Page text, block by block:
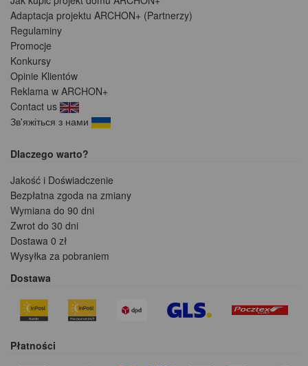
Adaptacja projektu ARCHON+ (Partnerzy)
Regulaminy
Promocje
Konkursy
Opinie Klientów
Reklama w ARCHON+
Contact us
Зв'яжіться з нами
Dlaczego warto?
Jakość i Doświadczenie
Bezpłatna zgoda na zmiany
Wymiana do 90 dni
Zwrot do 30 dni
Dostawa 0 zł
Wysyłka za pobraniem
Dostawa
Płatności